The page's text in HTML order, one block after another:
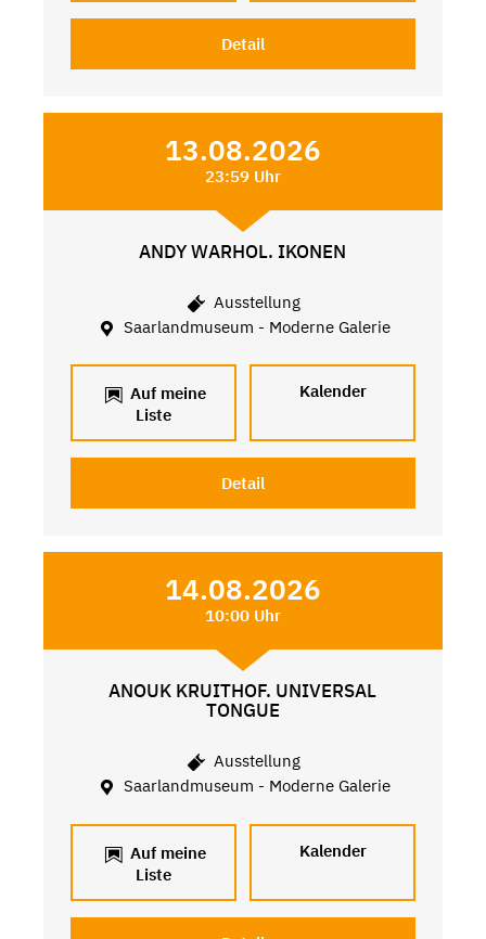
Detail
13.08.2026
23:59 Uhr
ANDY WARHOL. IKONEN
Ausstellung
Saarlandmuseum - Moderne Galerie
Auf meine
Liste
Kalender
Detail
14.08.2026
10:00 Uhr
ANOUK KRUITHOF. UNIVERSAL
TONGUE
Ausstellung
Saarlandmuseum - Moderne Galerie
Auf meine
Liste
Kalender